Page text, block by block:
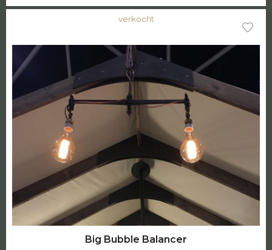
verkocht
Big Bubble Balancer